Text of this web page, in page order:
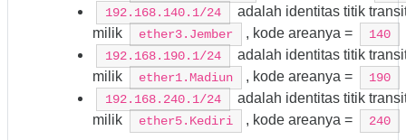
192.168.140.1/24
adalah identitas titik
milik
ether3.Jember , kode areanya =
140
192.168.190.1/24
adalah identitas titik
milik
ether1.Madiun , kode areanya =
190
192.168.240.1/24
adalah identitas titik
milik
ether5.Kediri , kode areanya = 240